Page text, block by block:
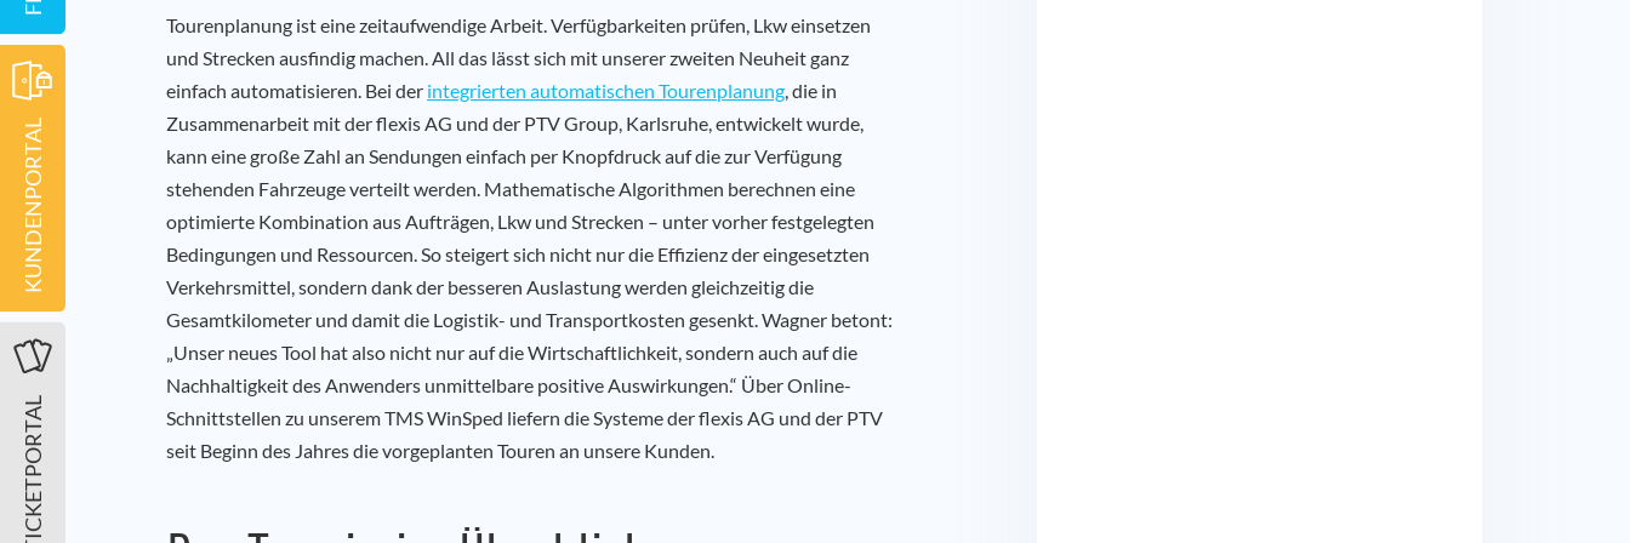
Tourenplanung ist eine zeitaufwendige Arbeit. Verfügbarkeiten prüfen, Lkw einsetzen
und Strecken ausfindig machen. All das lässt sich mit unserer zweiten Neuheit ganz
einfach automatisieren. Bei der integrierten automatischen Tourenplanung, die in
Zusammenarbeit mit der flexis AG und der PTV Group, Karlsruhe, entwickelt wurde,
kann eine große Zahl an Sendungen einfach per Knopfdruck auf die zur Verfügung
stehenden Fahrzeuge verteilt werden. Mathematische Algorithmen berechnen eine
optimierte Kombination aus Aufträgen, Lkw und Strecken – unter vorher festgelegten
Bedingungen und Ressourcen. So steigert sich nicht nur die Effizienz der eingesetzten
Verkehrsmittel, sondern dank der besseren Auslastung werden gleichzeitig die
Gesamtkilometer und damit die Logistik- und Transportkosten gesenkt. Wagner betont:
„Unser neues Tool hat also nicht nur auf die Wirtschaftlichkeit, sondern auch auf die
Nachhaltigkeit des Anwenders unmittelbare positive Auswirkungen.“ Über Online-
Schnittstellen zu unserem TMS WinSped liefern die Systeme der flexis AG und der PTV
seit Beginn des Jahres die vorgeplanten Touren an unsere Kunden.
TICKETPORTAL
KUNDENPORTAL